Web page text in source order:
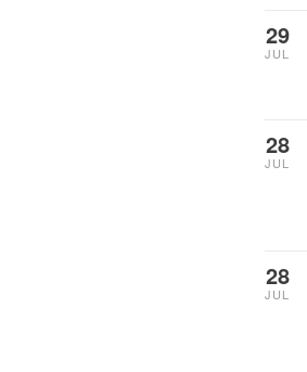
29
JUL
28
JUL
28
JUL